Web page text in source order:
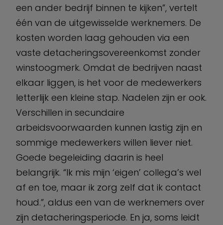
een ander bedrijf binnen te kijken”, vertelt
één van de uitgewisselde werknemers. De
kosten worden laag gehouden via een
vaste detacheringsovereenkomst zonder
winstoogmerk. Omdat de bedrijven naast
elkaar liggen, is het voor de medewerkers
letterlijk een kleine stap. Nadelen zijn er ook.
Verschillen in secundaire
arbeidsvoorwaarden kunnen lastig zijn en
sommige medewerkers willen liever niet.
Goede begeleiding daarin is heel
belangrijk. “Ik mis mijn ‘eigen’ collega’s wel
af en toe, maar ik zorg zelf dat ik contact
houd.”, aldus een van de werknemers over
zijn detacheringsperiode. En ja, soms leidt